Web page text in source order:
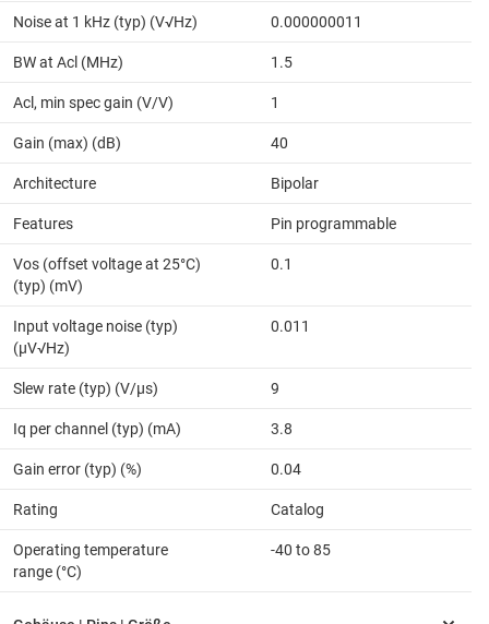
Noise at 1 kHz (typ) (V√Hz) 0.000000011
BW at Acl (MHz) 1.5
Acl, min spec gain (V/V) 1
Gain (max) (dB) 40
Architecture Bipolar
Features Pin programmable
Vos (offset voltage at 25°C)
(typ) (mV)
0.1
Input voltage noise (typ)
(µV√Hz)
0.011
Slew rate (typ) (V/µs) 9
Iq per channel (typ) (mA) 3.8
Gain error (typ) (%) 0.04
Rating Catalog
Operating temperature
range (°C)
-40 to 85